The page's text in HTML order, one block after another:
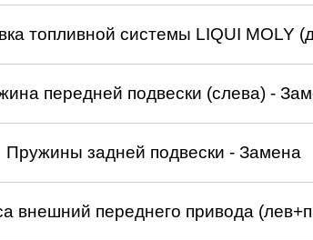
топливной системы LIQUI MOLY
передней подвески (слева) -
Пружины задней подвески - Замена
внешний переднего привода